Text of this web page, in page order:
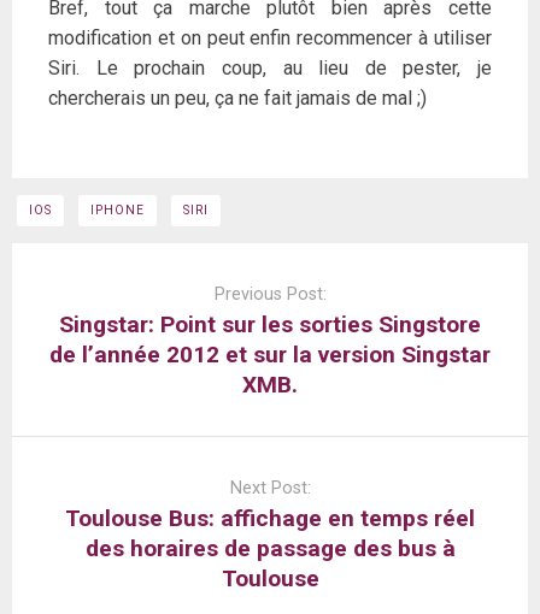
Bref, tout ça marche plutôt bien après cette
modification et on peut enfin recommencer à utiliser
Siri. Le prochain coup, au lieu de pester, je
chercherais un peu, ça ne fait jamais de mal ;)
IOS IPHONE SIRI
Previous Post:
Singstar: Point sur les sorties Singstore
de l’année 2012 et sur la version Singstar
XMB.
Next Post:
Toulouse Bus: affichage en temps réel
des horaires de passage des bus à
Toulouse